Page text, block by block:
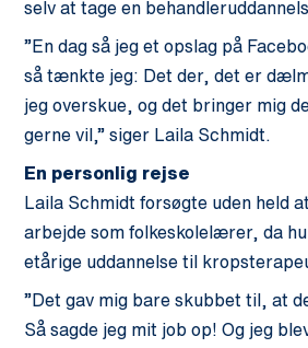
selv at tage en
”En dag så jeg et opslag på
så tænkte jeg: Det der, det er
jeg overskue, og det bringer mig
gerne vil,” siger Laila Schmidt.
En personlig rejse
Laila Schmidt forsøgte uden held
arbejde som folkeskolelærer, da
etårige uddannelse til
”Det gav mig bare skubbet til, at
Så sagde jeg mit job op! Og jeg